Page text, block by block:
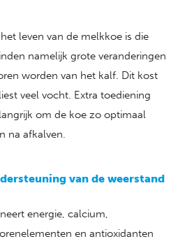
leven van de melkkoe is die
namelijk grote veranderingen
worden van het kalf. Dit kost
veel vocht. Extra toediening
om de koe zo optimaal
na afkalven.
van de weerstand
energie, calcium,
en antioxidanten